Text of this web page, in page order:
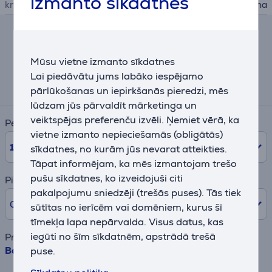
Mūsu vietne izmanto sīkdatnes
Lai piedāvātu jums labāko iespējamo
pārlūkošanas un iepirkšanās pieredzi, mēs
lūdzam jūs pārvaldīt mārketinga un
veiktspējas preferenču izvēli. Ņemiet vērā, ka
vietne izmanto nepieciešamās (obligātās)
sīkdatnes, no kurām jūs nevarat atteikties.
Tāpat informējam, ka mēs izmantojam trešo
pušu sīkdatnes, ko izveidojuši citi
pakalpojumu sniedzēji (trešās puses). Tās tiek
sūtītas no ierīcēm vai domēniem, kurus šī
tīmekļa lapa nepārvalda. Visus datus, kas
iegūti no šīm sīkdatnēm, apstrādā trešā
puse.
krāsa melna
Aptuvens ikmēneša maksājums
20 €
Periods
10 mēn.
Pirmā iemaksa
0% /0,00 €
Preces nosaukums
Beurer, melna - Masāžas ierīce